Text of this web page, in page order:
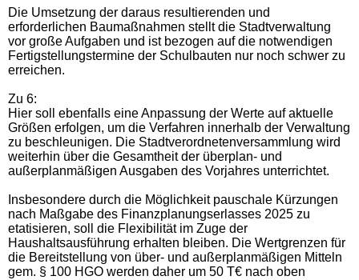
Die Umsetzung der daraus resultierenden und
erforderlichen Baumaßnahmen stellt die Stadtverwaltung
vor große Aufgaben und ist bezogen auf die notwendigen
Fertigstellungstermine der Schulbauten nur noch schwer zu
erreichen.
Zu 6:
Hier soll ebenfalls eine Anpassung der Werte auf aktuelle
Größen erfolgen, um die Verfahren innerhalb der Verwaltung
zu beschleunigen. Die Stadtverordnetenversammlung wird
weiterhin über die Gesamtheit der überplan- und
außerplanmäßigen Ausgaben des Vorjahres unterrichtet.
Insbesondere durch die Möglichkeit pauschale Kürzungen
nach Maßgabe des Finanzplanungserlasses 2025 zu
etatisieren, soll die Flexibilität im Zuge der
Haushaltsausführung erhalten bleiben. Die Wertgrenzen für
die Bereitstellung von über- und außerplanmäßigen Mitteln
gem. § 100 HGO werden daher um 50 T€ nach oben